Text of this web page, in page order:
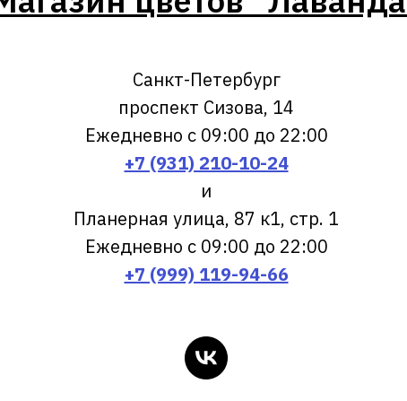
Санкт-Петербург
проспект Сизова, 14
Ежедневно с 09:00 до 22:00
+7 (931) 210-10-24
и
Планерная улица, 87 к1, стр. 1
Ежедневно с 09:00 до 22:00
+7 (999) 119-94-66